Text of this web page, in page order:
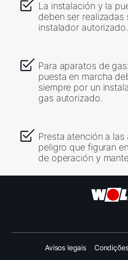
La instalación y la
deben ser realizadas
instalador autorizado.
Para aparatos de
puesta en marcha
siempre por un
gas autorizado.
Presta atención a
peligro que figuran
de operación y
Avisos legais